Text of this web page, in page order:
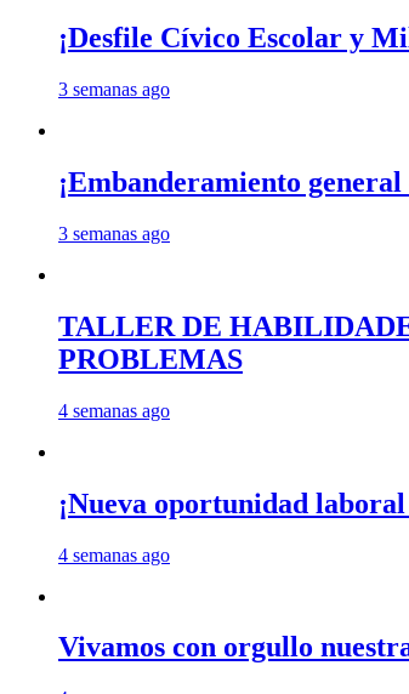
¡Desfile Cívico Escolar y
3 semanas ago
¡Embanderamiento
3 semanas ago
TALLER DE
PROBLEMAS
4 semanas ago
¡Nueva oportunidad
4 semanas ago
Vivamos con orgullo